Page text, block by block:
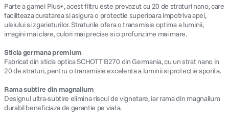
Parte a gamei Plus+, acest filtru este prevazut cu 20 de straturi nano, care
faciliteaza curatarea si asigura o protectie superioara impotriva apei,
uleiului si zgarieturilor. Straturile ofera o transmisie optima a luminii,
imagini mai clare, culori mai precise si o profunzime mai mare.
Sticla germana premium
Fabricat din sticla optica SCHOTT B270 din Germania, cu un strat nano in
20 de straturi, pentru o transmisie excelenta a luminii si protectie sporita.
Rama subtire din magnalium
Designul ultra-subtire elimina riscul de vignetare, iar rama din magnalium
durabil beneficiaza de garantie pe viata.